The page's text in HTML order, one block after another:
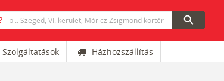
search
Szolgáltatások Házhozszállítás